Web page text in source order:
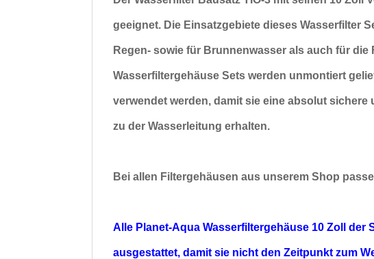
geeignet. Die Einsatzgebiete dieses Wasserfilter
Regen- sowie für Brunnenwasser als auch für
Wasserfiltergehäuse Sets werden unmontiert
verwendet werden, damit sie eine absolut
zu der Wasserleitung erhalten.
Bei allen Filtergehäusen aus unserem Shop
Alle Planet-Aqua Wasserfiltergehäuse 10 Zoll der
ausgestattet,damit sie nicht den Zeitpunkt zum